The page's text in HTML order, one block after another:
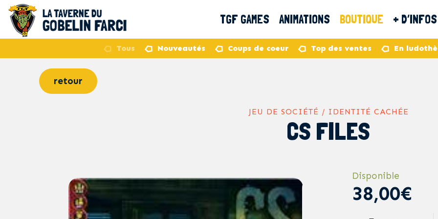
TGF GAMES ANIMATIONS BOUTIQUE + D’INFOS
Tous Nouveautés Coups de coeur Top des ventes En
retour
JEU DE SOCIÉTÉ / IDENTITÉ CACHÉE
CS FILES
Disponible
38,00€